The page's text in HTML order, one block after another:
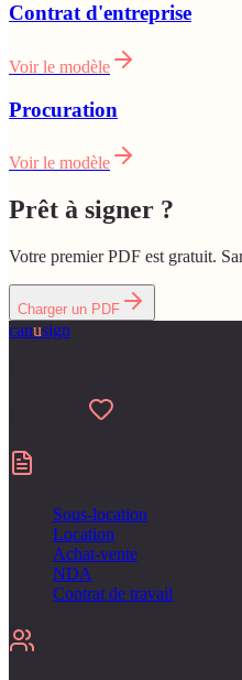
Contrat d'entreprise
Voir le modèle
Procuration
Voir le modèle
Prêt à signer ?
Votre premier PDF est gratuit.
Charger un PDF
canusign
Sous-location
Location
Achat-vente
NDA
Contrat de travail